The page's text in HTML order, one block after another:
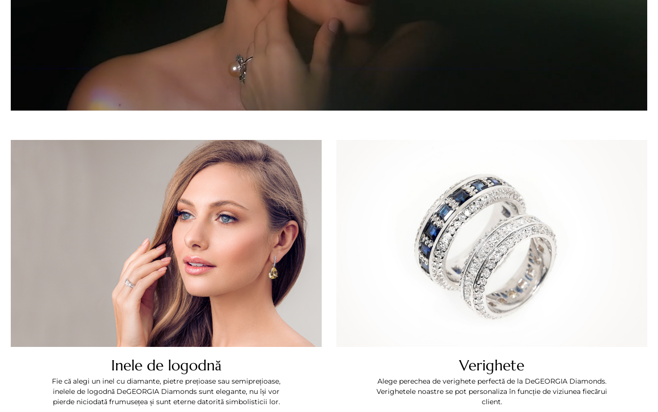
Inele de logodnă
Fie că alegi un inel cu diamante, pietre prețioase sau semiprețioase,
inelele de logodnă DeGEORGIA Diamonds sunt elegante, nu își vor
pierde niciodată frumusețea și sunt eterne datorită simbolisticii lor.
Verighete
Alege perechea de verighete perfectă de la DeGEORGIA Diamonds.
Verighetele noastre se pot personaliza în funcție de viziunea fiecărui
client.